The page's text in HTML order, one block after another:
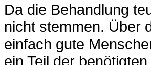
Da die Behandlung
nicht stemmen. Über
einfach gute
ein Teil der